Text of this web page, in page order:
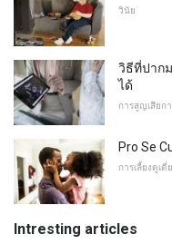
วินัย
วิธีที่ปาก
ได้
การสูญเสียก
Pro Se
การเลี้ยงดูเดี่
Intresting articles